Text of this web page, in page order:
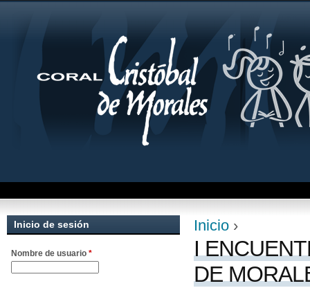
Se encuentra
Inicio ›
I
DE
Inicio de sesión
Nombre de usuario *